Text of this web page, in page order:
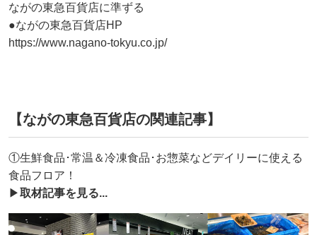
ながの東急百貨店に準ずる
●ながの東急百貨店HP
https://www.nagano-tokyu.co.jp/
【ながの東急百貨店の関連記事】
①生鮮食品･常温＆冷凍食品･お惣菜などデイリーに使える
食品フロア！
▶取材記事を見る...